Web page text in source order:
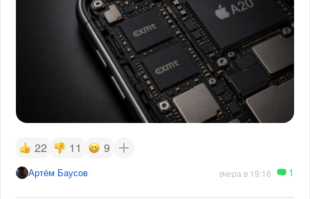
22 11 9
Артём Баусов вчера в 19:16 1